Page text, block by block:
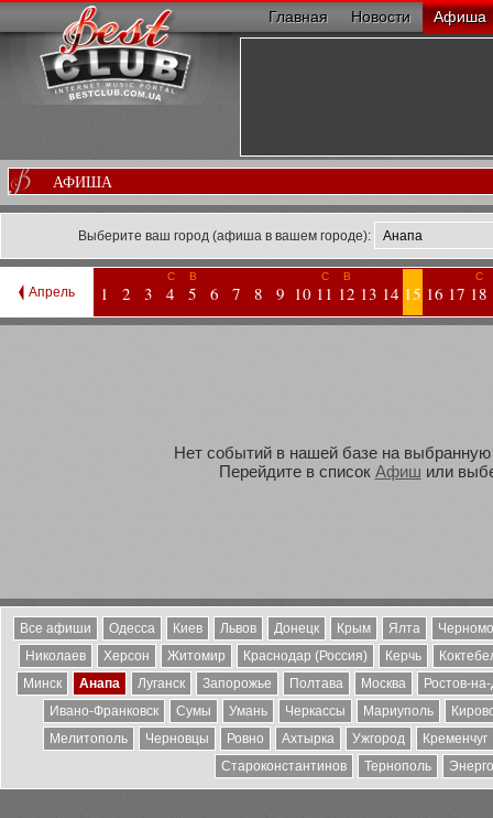
Главная Новости Афиша
АФИША
Выберите ваш город (афиша в вашем городе):
Апрель 1 2 3
С
4
В
5 6 7 8 9 10
С
11
В
12 13 14 15 16 17
С
18
Нет событий в нашей базе на
Перейдите в список Афиш или
Все афиши Одесса Киев Львов Донецк Крым Ялта
Николаев
Херсон Житомир Краснодар (Россия) Керчь
Минск
Анапа Луганск Запорожье Полтава Москва
Ростов-
Ивано-Франковск
Сумы Умань Черкассы Мариуполь
Мелитополь
Черновцы Ровно Ахтырка Ужгород
Кременчуг
Староконстантинов
Тернополь